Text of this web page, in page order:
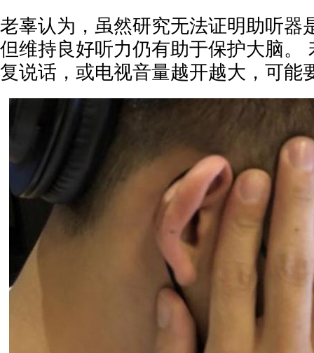
老辜认为，虽然研究无法证明助听器
但维持良好听力仍有助于保护大脑。
复说话，或电视音量越开越大，可能